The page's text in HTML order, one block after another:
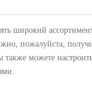
широкий
пожалуйста,
можете